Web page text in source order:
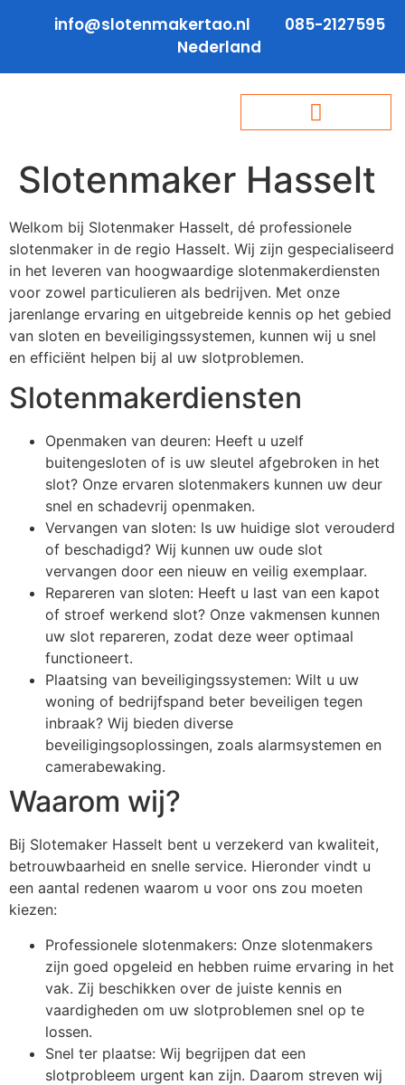
info@slotenmakertao.nl
085-2127595
Nederland
Slotenmaker Hasselt
Welkom bij Slotenmaker Hasselt, dé professionele
slotenmaker in de regio Hasselt. Wij zijn gespecialiseerd
in het leveren van hoogwaardige slotenmakerdiensten
voor zowel particulieren als bedrijven. Met onze
jarenlange ervaring en uitgebreide kennis op het gebied
van sloten en beveiligingssystemen, kunnen wij u snel
en efficiënt helpen bij al uw slotproblemen.
Slotenmakerdiensten
Openmaken van deuren: Heeft u uzelf
buitengesloten of is uw sleutel afgebroken in het
slot? Onze ervaren slotenmakers kunnen uw deur
snel en schadevrij openmaken.
Vervangen van sloten: Is uw huidige slot verouderd
of beschadigd? Wij kunnen uw oude slot
vervangen door een nieuw en veilig exemplaar.
Repareren van sloten: Heeft u last van een kapot
of stroef werkend slot? Onze vakmensen kunnen
uw slot repareren, zodat deze weer optimaal
functioneert.
Plaatsing van beveiligingssystemen: Wilt u uw
woning of bedrijfspand beter beveiligen tegen
inbraak? Wij bieden diverse
beveiligingsoplossingen, zoals alarmsystemen en
camerabewaking.
Waarom wij?
Bij Slotemaker Hasselt bent u verzekerd van kwaliteit,
betrouwbaarheid en snelle service. Hieronder vindt u
een aantal redenen waarom u voor ons zou moeten
kiezen:
Professionele slotenmakers: Onze slotenmakers
zijn goed opgeleid en hebben ruime ervaring in het
vak. Zij beschikken over de juiste kennis en
vaardigheden om uw slotproblemen snel op te
lossen.
Snel ter plaatse: Wij begrijpen dat een
slotprobleem urgent kan zijn. Daarom streven wij